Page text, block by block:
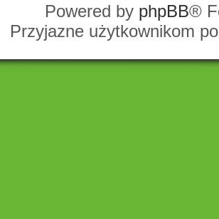
Powered by phpBB®
Przyjazne użytkownikom